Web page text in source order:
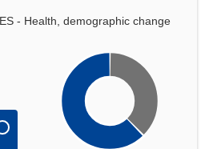
- Health, demographic change